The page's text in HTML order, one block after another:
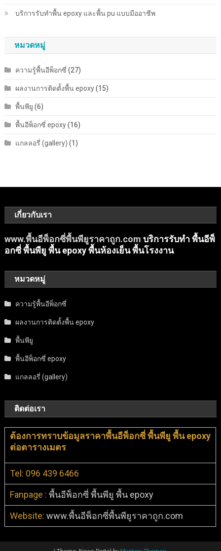
บริการรับทำพื้น epoxy และพื้น pu แบบมืออาชีพ
หมวดหมู่
ความรู้พื้นอีพ็อกซี่ (27)
ผลงานการติดตั้งพื้น epoxy(15)
พื้นพียู (6)
พื้นอีพ็อกซี่ epoxy(16)
แกลลอรี่ (gallery) (1)
เกี่ยวกับเรา
www.พื้นอีพ็อกซี่พื้นพียูราคาถูก.com บริการรับทำ พื้นอีพ็
อกซี่ พื้นพียู พื้น epoxy พื้นห้องเย็น พื้นโรงงาน
หมวดหมู่
ความรู้พื้นอีพ็อกซี่
ผลงานการติดตั้งพื้น epoxy
พื้นพียู
พื้นอีพ็อกซี่ epoxy
แกลลอรี่ (gallery)
ติดต่อเรา
ต้องการทราบข้อมูลราคาพื้นอีพ็อกซี่ พื้นพียู พื้น epoxy
ต่อตารางเมตร
Tel: 096 439 6466
Fanpage :พื้นอีพ็อกซี่ พื้นพียู พื้น epoxy
Website:www.พื้นอีพ็อกซี่พื้นพียูราคาถูก.com